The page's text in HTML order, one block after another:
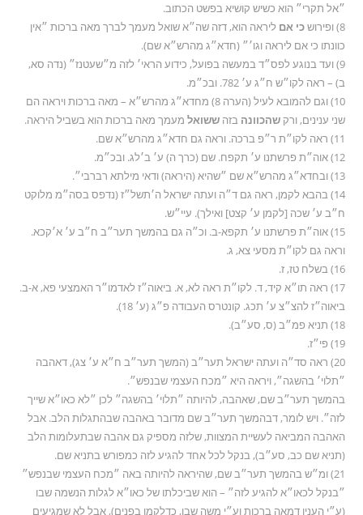
״אל תקרי״ הוא כשיש קושיא בפשט הכתוב.
8) ופירוש
כי אם ליראה הוא, דזה שה״א שואל מעמך לברך מאה ברכות ״אין
כוונתו כי אם ליראה וגו׳״ (חדא״ג מהרש״א שם).
9) ועד בנוגע לפס״ד במעשה בפועל, כידוע הראי׳ לזה מ״שעטנז״ (נדה סא,
ב) – ראה לקו״ש ח״ג ע׳ 782. ובכ״מ.
10) וגם להמובא לעיל (הערה 8) מחדא״ג מהרש״א – מאה ברכות ויראה הם
שני ענינים, ורקשהכוונה בזהששואל מעמך מאה ברכות הוא בשביל היראה.
11) ראה לקו״ת ר״פ ברכה. וראה גם חדא״ג מהרש״א שם.
12) אוה״ת פרשתנו ע׳ תקפח. שם (כרך ה) ע׳ ב׳לג. ובכ״מ.
13) ובחדא״ג מהרש״א שם ״שהיא (היראה) ודאי מילתא רברבי״.
14) בהבא לקמן, ראה גם ד״ה ועתה ישראל ה׳תשל״ז (נדפס בסה״מ מלוקט
ח״ב ע׳ שכה [לקמן ע׳ קצט] ואילך). עיי״ש.
15) אוה״ת פרשתנו ע׳ תקפא-ב. וכ״ה גם בהמשך תער״ב ח״ב ע׳ א׳קכא.
וראה גם לקו״ת מסעי צא, ג.
16) בשלח טז, ז.
17) ראה תו״א קיד, ד. לקו״ת ראה לא, א. ביאוה״ז לאדמו״ר האמצעי פא, א-ב.
ביאוה״ז להצ״צ ע׳ תכג. קונטרס העבודה פ״ג (ע׳ 18).
18) תניא פמ״ב (ס, סע״ב).
19) פי״ז.
20) ראה סד״ה ועתה ישראל תער״ב (המשך תער״ב ח״א ע׳ צג), דאהבה
״תלוי׳ בהשגה״, ויראה היא ״מכח העצמי שבנפש״.
בהמשך תער״ב שם, שאהבה, להיותה ״תלוי׳ בהשגה״ לכן ״לא כאו״א שייך
לזה״. ויש לומר, דבהמשך תער״ב שם מדובר באהבה שבהתגלות הלב. אבל
האהבה המביאה לעשיית המצוות, שלזה מספיק גם אהבה שבתעלומות הלב
(תניא שם כב, סע״ב), בנקל לכל אחד להגיע לזה כמפורש בתניא שם.
21) ומ״ש בהמשך תער״ב שם, שהיראה להיותה באה ״מכח העצמי שבנפש״
״בנקל לכאו״א להגיע לזה״ – הוא שביכלתו של כאו״א לגלות הנשמה שבו
(ע״י הענין דמאה ברכות וע״י משה שבו, כדלקמן בפנים), אבל לא שמגיעים